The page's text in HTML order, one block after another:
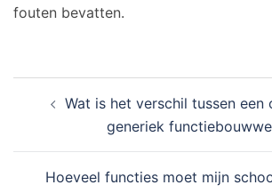
fouten bevatten.
navigatieWat is het verschil tussen een
generiek
Hoeveel functies moet mijn